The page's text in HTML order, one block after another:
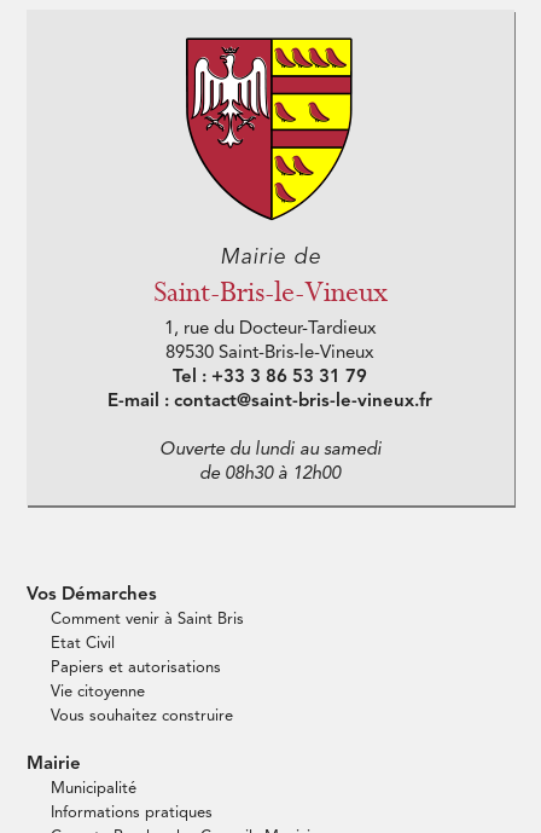
Mairie de
Saint-Bris-le-Vineux
1, rue du Docteur-Tardieux
89530 Saint-Bris-le-Vineux
Tel : +33 3 86 53 31 79
E-mail : contact@saint-bris-le-vineux.fr
Ouverte du lundi au samedi
de 08h30 à 12h00
Vos Démarches
Comment venir à Saint Bris
Etat Civil
Papiers et autorisations
Vie citoyenne
Vous souhaitez construire
Mairie
Municipalité
Informations pratiques